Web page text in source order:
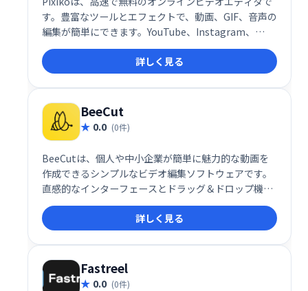
す。豊富なツールとエフェクトで、動画、GIF、音声の
編集が簡単にできます。YouTube、Instagram、
Facebook、TikTok、Twitterなど、様々なプラット
フォームやウェブサイト、広告などに最適な動画を作
成可能です。オールインワンで、手軽に高品質な動画
編集を実現します。
詳しく見る
BeeCut
0.0 (0件)
BeeCutは、個人や中小企業が簡単に魅力的な動画を
作成できるシンプルなビデオ編集ソフトウェアです。
直感的なインターフェースとドラッグ＆ドロップ機能
で、初心者でも6:9、4:3など様々なアスペクト比の動
画編集が可能です。カット、削除、マージなどの機能
も備え、数クリックで高品質な動画制作を実現しま
す。
詳しく見る
Fastreel
0.0 (0件)